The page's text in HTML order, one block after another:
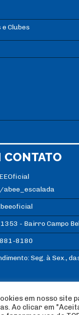
Clubes
CONTATO
abee_escalada
- Bairro Campo
8180
Seg. à Sex.,
em nosso site
Ao clicar em